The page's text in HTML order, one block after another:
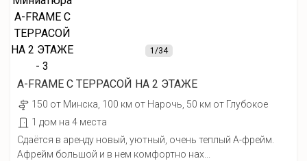
1/34
А-FRAME С ТЕРРАСОЙ НА 2 ЭТАЖЕ
150 от Минска, 100 км от Нарочь, 50 км от Глубокое
1 дом на 4 места
Сдаётся в аренду новый, уютный, очень теплый А-фрейм.
Афрейм большой и в нем комфортно нах...